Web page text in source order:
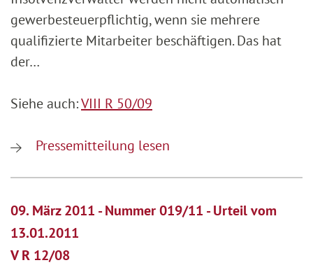
gewerbesteuerpflichtig, wenn sie mehrere
qualifizierte Mitarbeiter beschäftigen. Das hat
der…
Siehe auch:VIII R 50/09
Pressemitteilung lesen
09. März 2011 - Nummer 019/11 - Urteil vom
13.01.2011
V R 12/08